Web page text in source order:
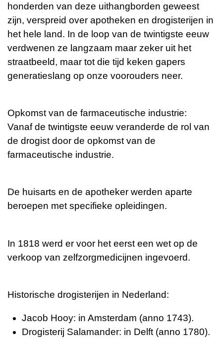
honderden van deze uithangborden geweest
zijn, verspreid over apotheken en drogisterijen in
het hele land. In de loop van de twintigste eeuw
verdwenen ze langzaam maar zeker uit het
straatbeeld, maar tot die tijd keken gapers
generatieslang op onze voorouders neer.
Opkomst van de farmaceutische industrie:
Vanaf de twintigste eeuw veranderde de rol van
de drogist door de opkomst van de
farmaceutische industrie.
De huisarts en de apotheker werden aparte
beroepen met specifieke opleidingen.
In 1818 werd er voor het eerst een wet op de
verkoop van zelfzorgmedicijnen ingevoerd.
Historische drogisterijen in Nederland:
Jacob Hooy: in Amsterdam (anno 1743).
Drogisterij Salamander: in Delft (anno 1780).